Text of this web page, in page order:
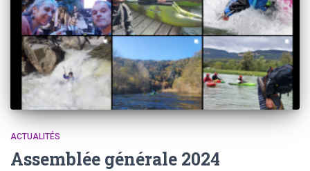
ACTUALITÉS
Assemblée générale 2024